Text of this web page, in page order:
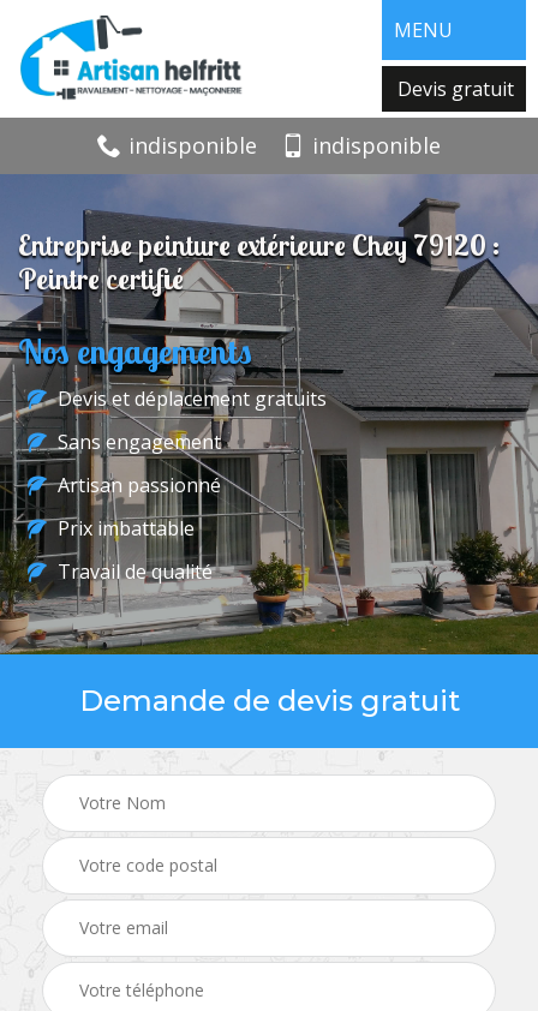
MENU
Devis gratuit
indisponible indisponible
Entreprise peinture extérieure Chey 79120 :
Peintre certifié
Nos engagements
Devis et déplacement gratuits
Sans engagement
Artisan passionné
Prix imbattable
Travail de qualité
Demande de devis gratuit